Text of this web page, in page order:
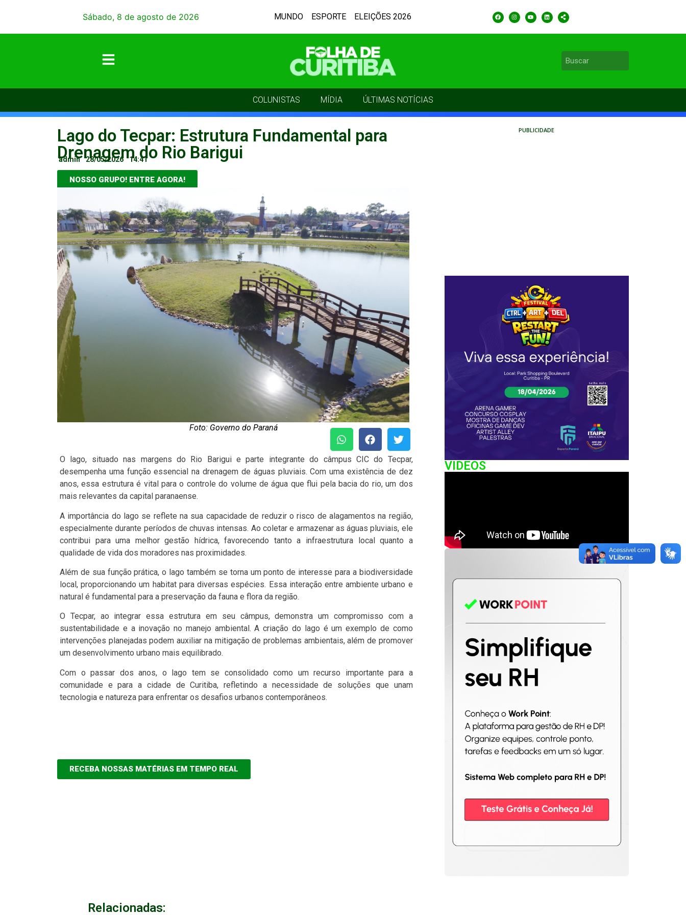
Sábado, 8 de agosto de 2026 MUNDO ESPORTE ELEIÇÕES 2026
COLUNISTAS MÍDIA ÚLTIMAS NOTÍCIAS
Lago do Tecpar: Estrutura Fundamental para
Drenagem do Rio Barigui
admin 28/05/2026 14:41
NOSSO GRUPO! ENTRE AGORA!
Foto: Governo do Paraná
O lago, situado nas margens do Rio Barigui e parte integrante do câmpus CIC do Tecpar,
desempenha uma função essencial na drenagem de águas pluviais. Com uma existência de dez
anos, essa estrutura é vital para o controle do volume de água que flui pela bacia do rio, um dos
mais relevantes da capital paranaense.
A importância do lago se reflete na sua capacidade de reduzir o risco de alagamentos na região,
especialmente durante períodos de chuvas intensas. Ao coletar e armazenar as águas pluviais, ele
contribui para uma melhor gestão hídrica, favorecendo tanto a infraestrutura local quanto a
qualidade de vida dos moradores nas proximidades.
Além de sua função prática, o lago também se torna um ponto de interesse para a biodiversidade
local, proporcionando um habitat para diversas espécies. Essa interação entre ambiente urbano e
natural é fundamental para a preservação da fauna e flora da região.
O Tecpar, ao integrar essa estrutura em seu câmpus, demonstra um compromisso com a
sustentabilidade e a inovação no manejo ambiental. A criação do lago é um exemplo de como
intervenções planejadas podem auxiliar na mitigação de problemas ambientais, além de promover
um desenvolvimento urbano mais equilibrado.
Com o passar dos anos, o lago tem se consolidado como um recurso importante para a
comunidade e para a cidade de Curitiba, refletindo a necessidade de soluções que unam
tecnologia e natureza para enfrentar os desafios urbanos contemporâneos.
RECEBA NOSSAS MATÉRIAS EM TEMPO REAL
PUBLICIDADE
VIDEOS
Relacionadas: